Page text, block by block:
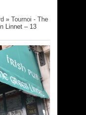
» Tournoi - The
Linnet – 13